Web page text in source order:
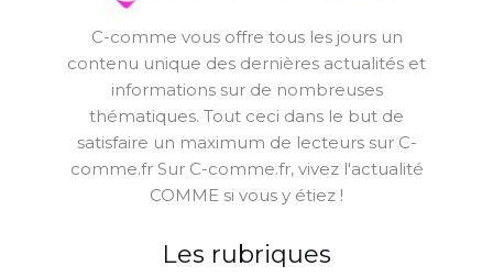
C-comme vous offre tous les jours un
contenu unique des dernières actualités et
informations sur de nombreuses
thématiques. Tout ceci dans le but de
satisfaire un maximum de lecteurs sur C-
comme.fr Sur C-comme.fr, vivez l'actualité
COMME si vous y étiez !
Les rubriques